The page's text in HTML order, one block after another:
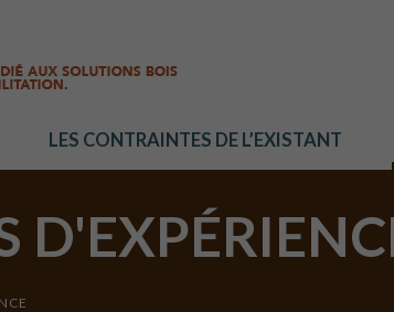
LES CONTRAINTES DE L’EXISTANT